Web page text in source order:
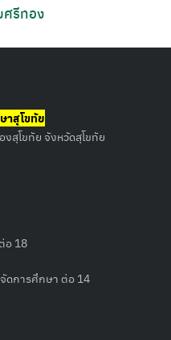
ศรีทอง
าสุโขทัย
สุโขทัย จังหวัดสุโขทัย
อ 18
ดการศึกษา ต่อ 14